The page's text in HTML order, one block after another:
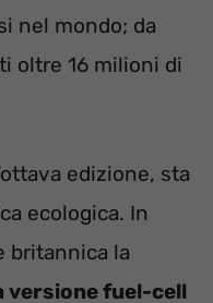
nel mondo; da
oltre 16 milioni di
edizione, sta
ecologica. In
britannica la
versione fuel-cell